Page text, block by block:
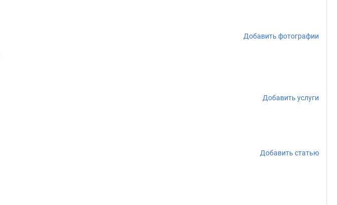
Добавить фотографии
Добавить услуги
Добавить статью